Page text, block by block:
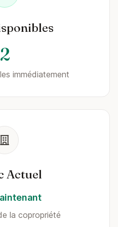
2
immédiatement
Actuel
la copropriété